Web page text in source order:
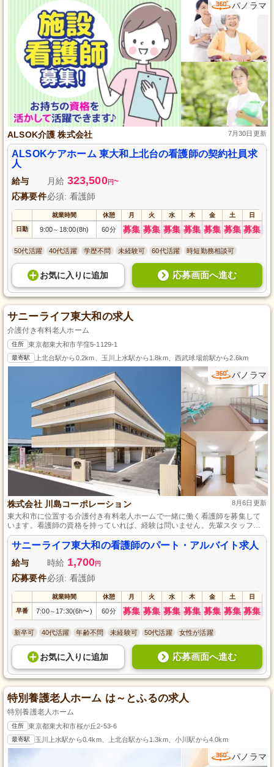
パノラマ
ALSOK介護 株式会社 7月30日更新
ALSOKケアホーム 東大和上北台の看護師の契約社員求
人
給与 月給 323,500円~
応募要件必須: 看護師
就業時間 休憩 月 火 水 木 金 土 日
日勤 9:00～ 18:00(8h) 60分 募集 募集 募集 募集 募集 募集 募集
50代活躍 40代活躍 学歴不問 未経験可 60代活躍 時短勤務相談可
お気に入り に追加 応募画面へ進む
サニーライフ東大和の求人
介護付き有料老人ホーム
住所 東京都東大和市芋窪5-1129-1
最寄駅 上北台駅から0.2km、玉川上水駅から1.8km、西武球場前駅から2.6km
パノラマ
株式会社 川島コーポレーション 8月6日更新
東大和市に位置する介護付き有料老人ホームで一緒に働く看護師を募集して
います。看護師の資格を持っていれば、経験は問いません。先輩スタッフが
しっかりと指導するので、未経験者も安心してスタートできます。処置やバ
イタル計測、配薬、通院付添いなどの業務を通じて、地域社会に貢献し、人
の役に立つ喜びを感じましょう。フルタイムが難しい方や家庭との両立を望
む方にも柔軟に対応しています。
サニーライフ東大和の看護師のパート・アルバイト求人
給与 時給 1,700円
応募要件必須: 看護師
就業時間 休憩 月 火 水 木 金 土 日
早番 7:00～ 17:30(6h〜) 60分 募集 募集 募集 募集 募集 募集 募集
新卒可 40代活躍 年齢不問 未経験可 50代活躍 女性が活躍
お気に入り に追加 応募画面へ進む
特別養護老人ホーム は～とふるの求人
特別養護老人ホーム
住所 東京都東大和市桜が丘2-53-6
最寄駅 玉川上水駅から0.4km、上北台駅から1.3km、小川駅から4.0km
パノラマ